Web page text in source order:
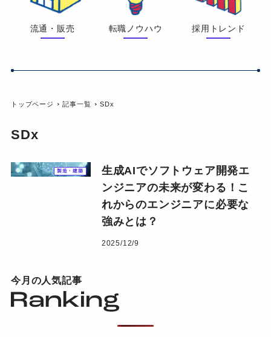
トップページ 記事一覧 SDx
流通・販売 転職ノウハウ 採用トレンド
SDx
製造・建築
生成AIでソフトウェア開発エ
ンジニアの未来が変わる！こ
れからのエンジニアに必要な
強みとは？
2025/12/9
今月の人気記事